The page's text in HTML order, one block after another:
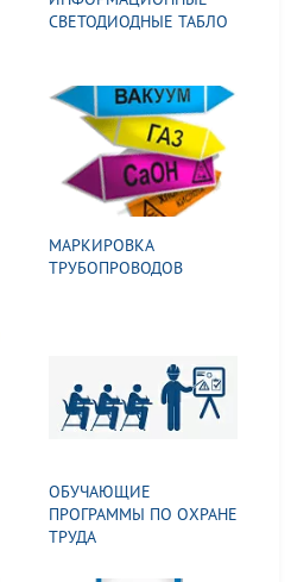
СВЕТОДИОДНЫЕ ТАБЛО
МАРКИРОВКА
ТРУБОПРОВОДОВ
ОБУЧАЮЩИЕ
ПРОГРАММЫ ПО ОХРАНЕ
ТРУДА